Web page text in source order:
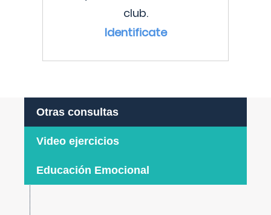
club.
Identificate
Otras consultas
Video ejercicios
Educación Emocional